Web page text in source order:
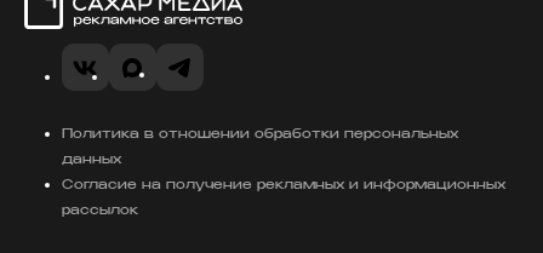
VK MAXTelegram
Политика в отношении обработки персональных
данных
Согласие на получение рекламных и информационных
рассылок